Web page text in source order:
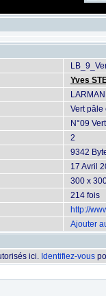
Yves
Vert pâle
N°09
2
9342
17 Avril
300 x
214 fois
http://
Ajouter
ici. Identifiez-vous